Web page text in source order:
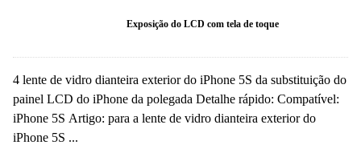
Exposição do LCD com tela de toque
4 lente de vidro dianteira exterior do iPhone 5S da substituição do
painel LCD do iPhone da polegada Detalhe rápido: Compatível:
iPhone 5S Artigo: para a lente de vidro dianteira exterior do
iPhone 5S ...